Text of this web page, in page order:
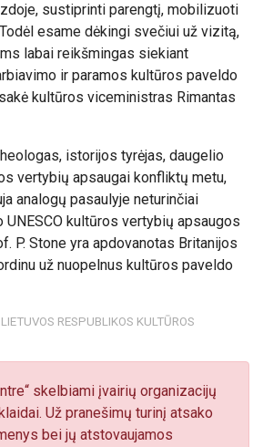
sustiprinti parengtį, mobilizuoti
esame dėkingi svečiui už vizitą,
labai reikšmingas siekiant
ir paramos kultūros paveldo
kultūros viceministras Rimantas
istorijos tyrėjas, daugelio
vertybių apsaugai konfliktų metu,
analogų pasaulyje neturinčiai
kultūros vertybių apsaugos
P. Stone yra apdovanotas Britanijos
už nuopelnus kultūros paveldo
RESPUBLIKOS KULTŪROS
skelbiami įvairių organizacijų
Už pranešimų turinį atsako
bei jų atstovaujamos